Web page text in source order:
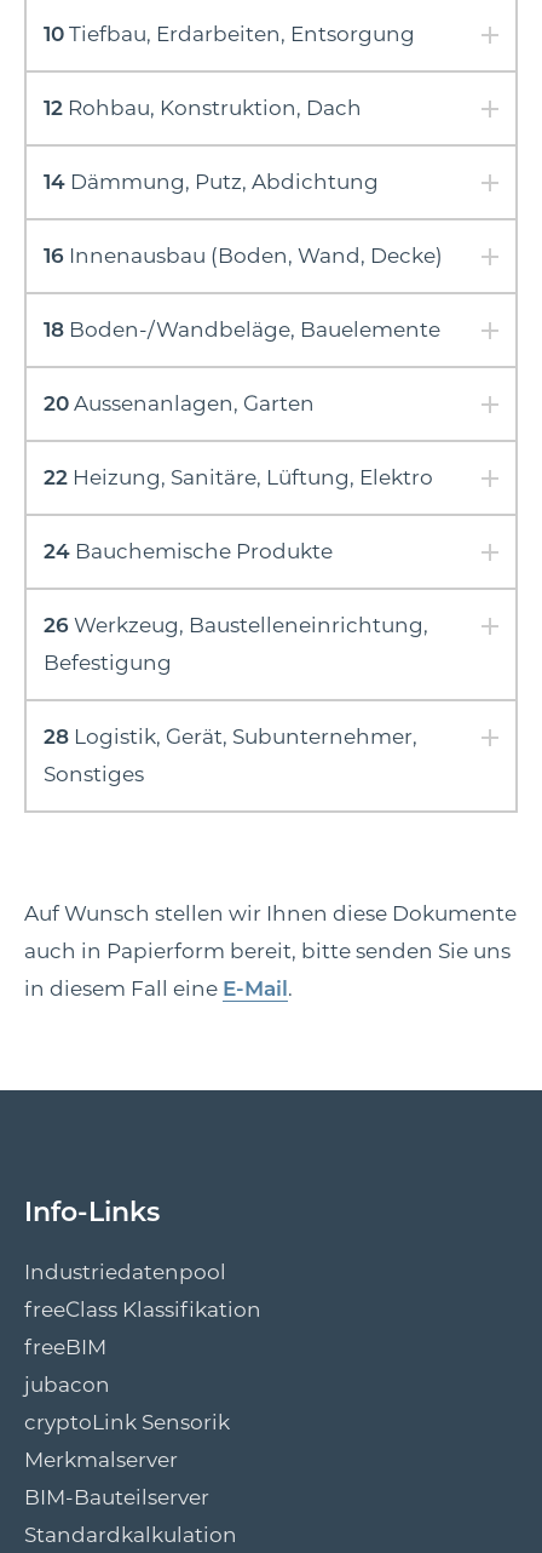
10 Tiefbau, Erdarbeiten, Entsorgung
12 Rohbau, Konstruktion, Dach
14 Dämmung, Putz, Abdichtung
16 Innenausbau (Boden, Wand, Decke)
18 Boden-/Wandbeläge, Bauelemente
20 Aussenanlagen, Garten
22 Heizung, Sanitäre, Lüftung, Elektro
24 Bauchemische Produkte
26 Werkzeug, Baustelleneinrichtung,
Befestigung
28 Logistik, Gerät, Subunternehmer,
Sonstiges
Auf Wunsch stellen wir Ihnen diese Dokumente
auch in Papierform bereit, bitte senden Sie uns
in diesem Fall eine E-Mail .
Info-Links
Industriedatenpool
freeClass Klassifikation
freeBIM
jubacon
cryptoLink Sensorik
Merkmalserver
BIM-Bauteilserver
Standardkalkulation